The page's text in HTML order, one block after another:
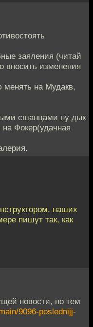
заяления (читай
вносить изменения
на Мудакв,
сшанцами ну дык
Фокер(удачная
наших
пишут так, как
новости, но тем
9096-poslednijj-